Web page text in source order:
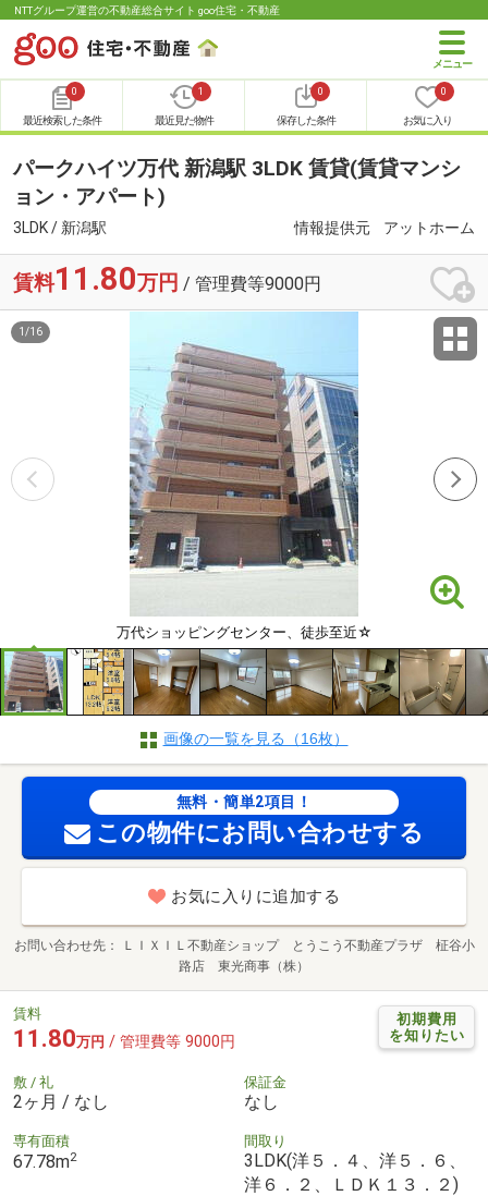
NTTグループ運営の不動産総合サイト goo住宅・不動産
0
最近検索した条件
1
最近見た物件
0
保存した条件
0
お気に入り
パークハイツ万代 新潟駅 3LDK 賃貸(賃貸マンシ
ョン・アパート)
3LDK / 新潟駅 情報提供元 アットホーム
賃料11.80万円 / 管理費等9000円
万代ショッピングセンター、徒歩至近☆
1 /16
画像の一覧を見る（16枚）
無料・簡単2項目！
この物件にお問い合わせする
お気に入りに追加する
お問い合わせ先
ＬＩＸＩＬ不動産ショップ とうこう不動産プラザ 柾谷小
路店 東光商事（株）
初期費用
を知りたい
賃料
11.80万円 / 管理費等 9000円
敷 / 礼
2ヶ月 / なし
保証金
なし
専有面積
67.78m2
間取り
3LDK(洋５．４、洋５．６、
洋６．２、ＬＤＫ１３．２)